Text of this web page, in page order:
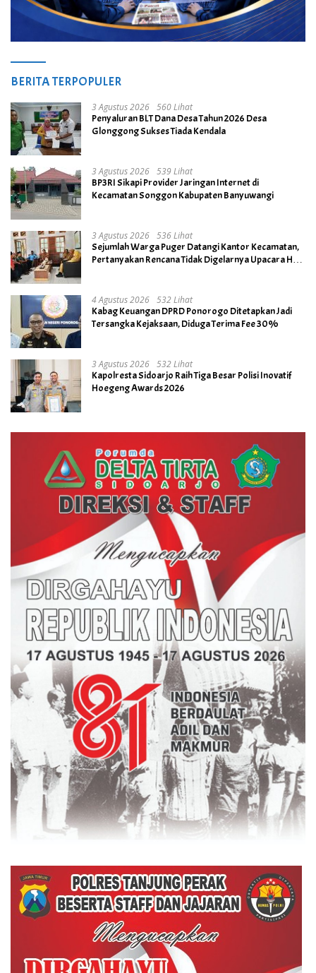
BERITA TERPOPULER
3 Agustus 2026 560 Lihat
Penyaluran BLT Dana Desa Tahun 2026 Desa
Glonggong Sukses Tiada Kendala
3 Agustus 2026 539 Lihat
BP3RI Sikapi Provider Jaringan Internet di
Kecamatan Songgon Kabupaten Banyuwangi
3 Agustus 2026 536 Lihat
Sejumlah Warga Puger Datangi Kantor Kecamatan,
Pertanyakan Rencana Tidak Digelarnya Upacara HUT
4 Agustus 2026 532 Lihat
Kabag Keuangan DPRD Ponorogo Ditetapkan Jadi
Tersangka Kejaksaan, Diduga Terima Fee 30%
3 Agustus 2026 532 Lihat
Kapolresta Sidoarjo Raih Tiga Besar Polisi Inovatif
Hoegeng Awards 2026